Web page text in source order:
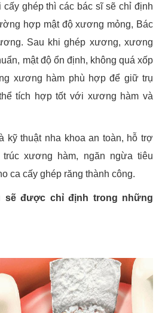
ghép thì các bác sĩ sẽ chỉ định
hợp mật độ xương mỏng, Bác
Sau khi ghép xương, xương
mật độ ổn định, không quá xốp
xương hàm phù hợp để giữ trụ
tích hợp tốt với xương hàm và
kỹ thuật nha khoa an toàn, hỗ trợ
xương hàm, ngăn ngừa tiêu
ca cấy ghép răng thành công.
sẽ được chỉ định trong những